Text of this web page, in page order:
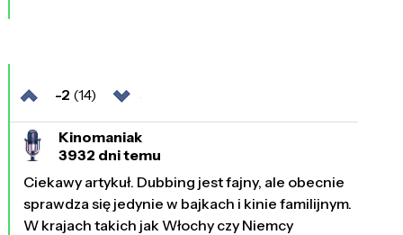
-2 (14)
Kinomaniak
3932 dni temu
Ciekawy artykuł. Dubbing jest fajny, ale obecnie
sprawdza się jedynie w bajkach i kinie familijnym.
W krajach takich jak Włochy czy Niemcy